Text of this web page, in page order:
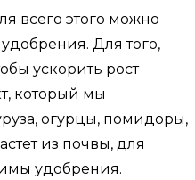
всего этого можно
Для того,
ускорить рост
который мы
огурцы, помидоры,
из почвы, для
удобрения.